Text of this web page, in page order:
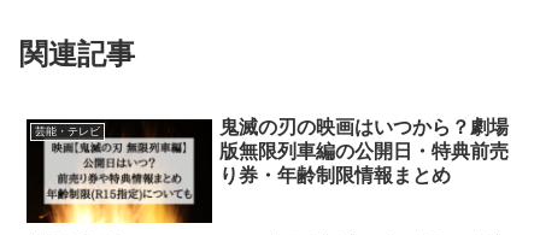
関連記事
芸能・テレビ
鬼滅の刃の映画はいつから？劇場
版無限列車編の公開日・特典前売
り券・年齢制限情報まとめ